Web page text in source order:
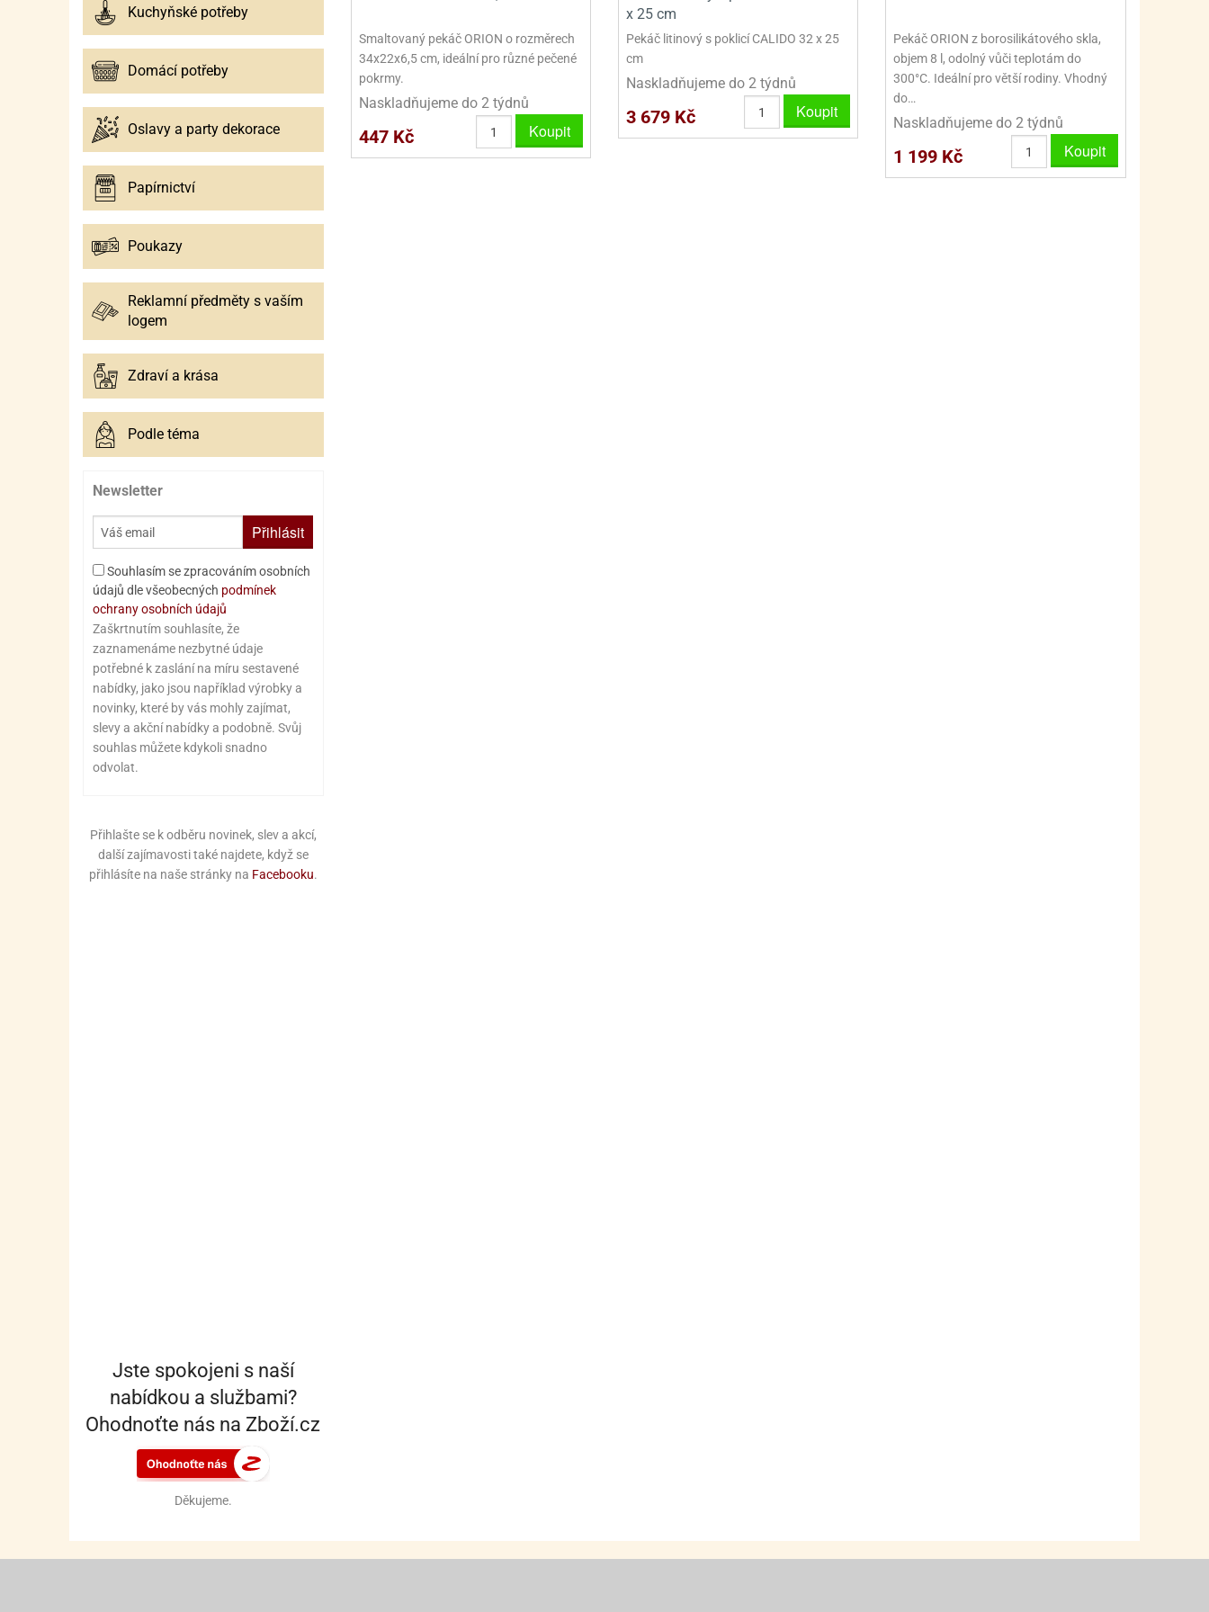
VYKRAJOVÁTKA VELKÁ NA PERNÍKY
NEREZOVÉ VYKRAJOVAČKY
Kuchyňské potřeby
Domácí potřeby
Oslavy a party dekorace
Papírnictví
Poukazy
Reklamní předměty s vaším
logem
Zdraví a krása
Podle téma
Newsletter
Přihlásit
Souhlasím se zpracováním osobních
údajů dle všeobecných podmínek
ochrany osobních údajů
Zaškrtnutím souhlasíte, že
zaznamenáme nezbytné údaje
potřebné k zaslání na míru sestavené
nabídky, jako jsou například výrobky a
novinky, které by vás mohly zajímat,
slevy a akční nabídky a podobně. Svůj
souhlas můžete kdykoli snadno
odvolat.
Přihlašte se k odběru novinek, slev a akcí,
další zajímavosti také najdete, když se
přihlásíte na naše stránky na Facebooku.
Jste spokojeni s naší
nabídkou a službami?
Ohodnoťte nás na Zboží.cz
Děkujeme.
Smaltovaný pekáč ORION o rozměrech
34x22x6,5 cm, ideální pro různé pečené
pokrmy.
Naskladňujeme do 2 týdnů
447 Kč Koupit
x 25 cm
Pekáč litinový s poklicí CALIDO 32 x 25
cm
Naskladňujeme do 2 týdnů
3 679 Kč Koupit
Pekáč ORION z borosilikátového skla,
objem 8 l, odolný vůči teplotám do
300°C. Ideální pro větší rodiny. Vhodný
do…
Naskladňujeme do 2 týdnů
1 199 Kč Koupit